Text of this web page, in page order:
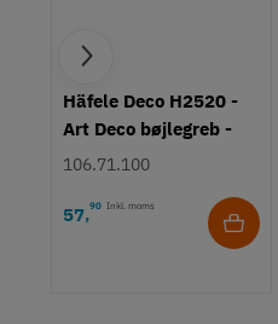
Häfele Deco H2520 -
Art Deco bøjlegreb -
Børstet guldfarvet
106.71.100
57,90 Inkl. moms